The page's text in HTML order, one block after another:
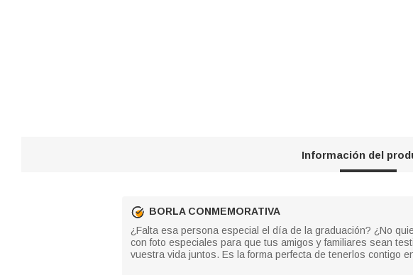
Información del
BORLA CONMEMORATIVA
¿Falta esa persona especial el día de la graduación? ¿No
con foto especiales para que tus amigos y familiares sean
vuestra vida juntos. Es la forma perfecta de tenerlos contigo